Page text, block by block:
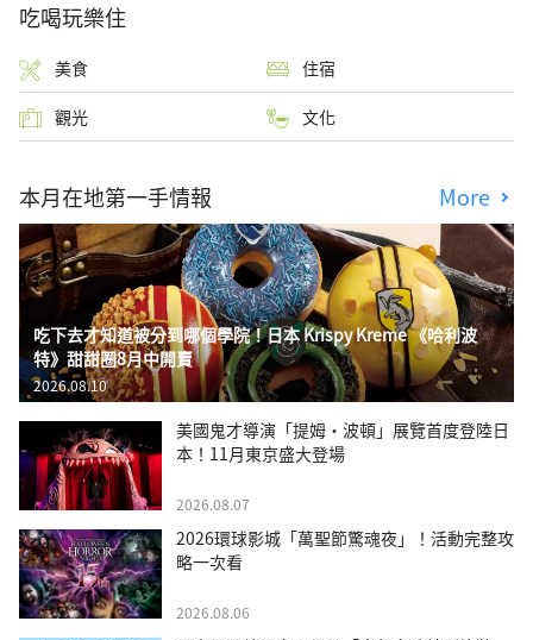
吃喝玩樂住
美食 住宿
觀光 文化
本月在地第一手情報 More
吃下去才知道被分到哪個學院！日本 Krispy Kreme 《哈利波
特》甜甜圈8月中開賣
2026.08.10
美國鬼才導演「提姆・波頓」展覽首度登陸日
本！11月東京盛大登場
2026.08.07
2026環球影城「萬聖節驚魂夜」！活動完整攻
略一次看
2026.08.06